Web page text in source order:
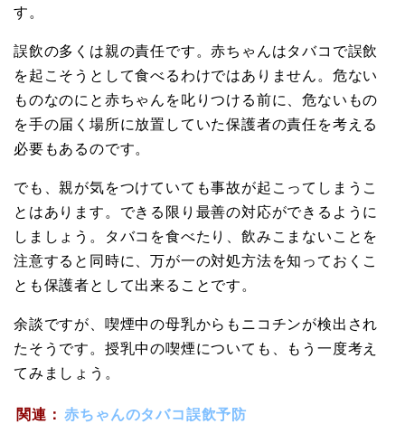
す。
誤飲の多くは親の責任です。赤ちゃんはタバコで誤飲
を起こそうとして食べるわけではありません。危ない
ものなのにと赤ちゃんを叱りつける前に、危ないもの
を手の届く場所に放置していた保護者の責任を考える
必要もあるのです。
でも、親が気をつけていても事故が起こってしまうこ
とはあります。できる限り最善の対応ができるように
しましょう。タバコを食べたり、飲みこまないことを
注意すると同時に、万が一の対処方法を知っておくこ
とも保護者として出来ることです。
余談ですが、喫煙中の母乳からもニコチンが検出され
たそうです。授乳中の喫煙についても、もう一度考え
てみましょう。
関連： 赤ちゃんのタバコ誤飲予防